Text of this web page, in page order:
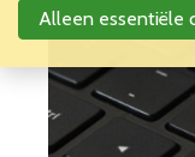
Alleen essentiële